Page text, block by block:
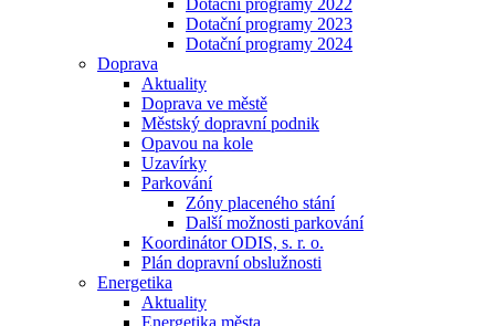
Dotační programy 2022
Dotační programy 2023
Dotační programy 2024
Doprava
Aktuality
Doprava ve městě
Městský dopravní podnik
Opavou na kole
Uzavírky
Parkování
Zóny placeného stání
Další možnosti parkování
Koordinátor ODIS, s. r. o.
Plán dopravní obslužnosti
Energetika
Aktuality